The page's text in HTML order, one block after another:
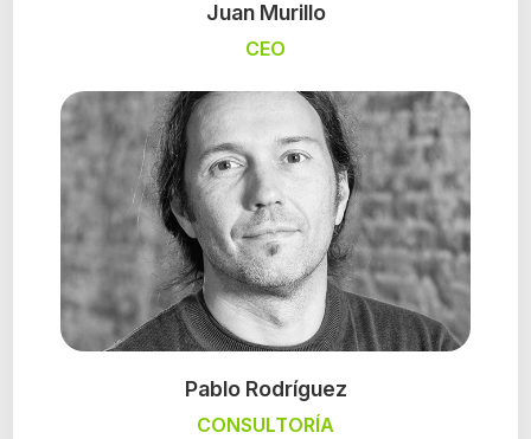
Juan Murillo
CEO
Pablo Rodríguez
CONSULTORÍA